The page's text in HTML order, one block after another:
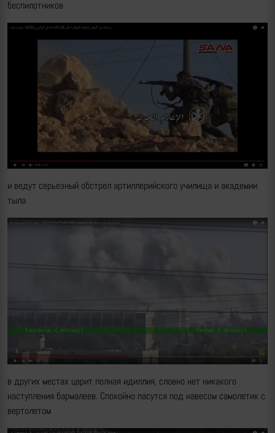
беспилотников
и ведут серьезный обстрел артиллерийского училища и академии
тыла
в других местах царит полная идиллия, словно нет никакого
наступления бармалеев. Спокойно пасутся под навесом самолетик с
вертолетом